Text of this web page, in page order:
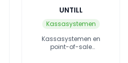
UNTILL
Kassasystemen
Kassasystemen en
point-of-sale